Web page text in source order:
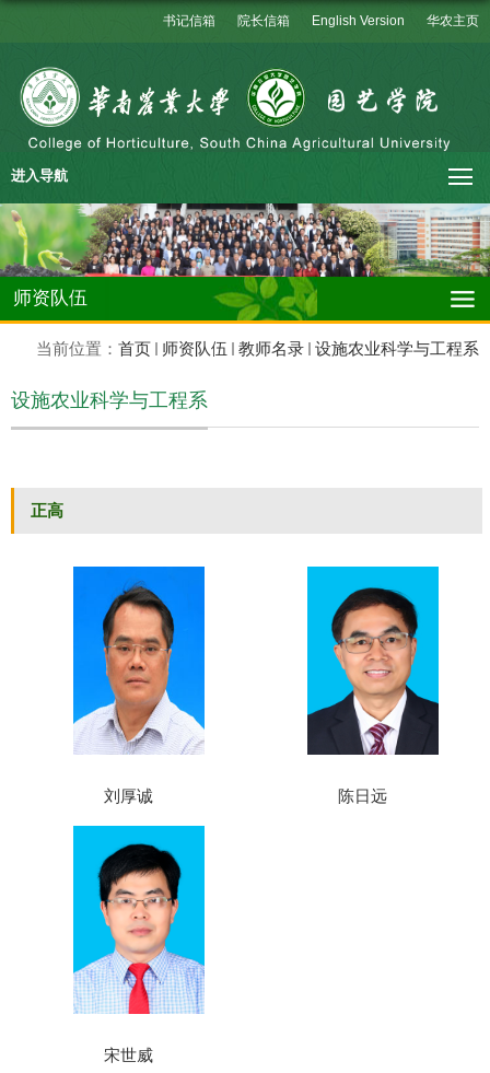
书记信箱 院长信箱 English Version 华农主页
进入导航
师资队伍
当前位置： 首页 师资队伍 教师名录 设施农业科学与工程系
设施农业科学与工程系
正高
刘厚诚 陈日远
宋世威